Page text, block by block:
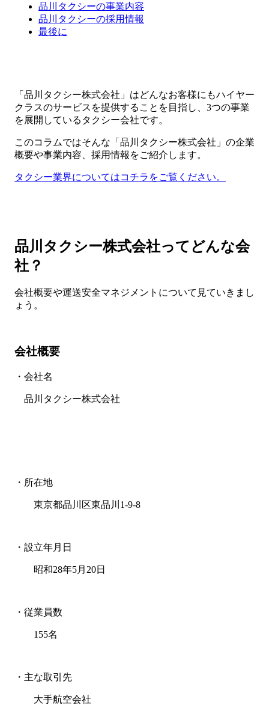
品川タクシーの事業内容
品川タクシーの採用情報
最後に
「品川タクシー株式会社」はどんなお客様にもハイヤー
クラスのサービスを提供することを目指し、3つの事業
を展開しているタクシー会社です。
このコラムではそんな「品川タクシー株式会社」の企業
概要や事業内容、採用情報をご紹介します。
タクシー業界についてはコチラをご覧ください。
品川タクシー株式会社ってどんな会
社？
会社概要や運送安全マネジメントについて見ていきまし
ょう。
会社概要
・会社名
品川タクシー株式会社
・所在地
東京都品川区東品川1-9-8
・設立年月日
昭和28年5月20日
・従業員数
155名
・主な取引先
大手航空会社